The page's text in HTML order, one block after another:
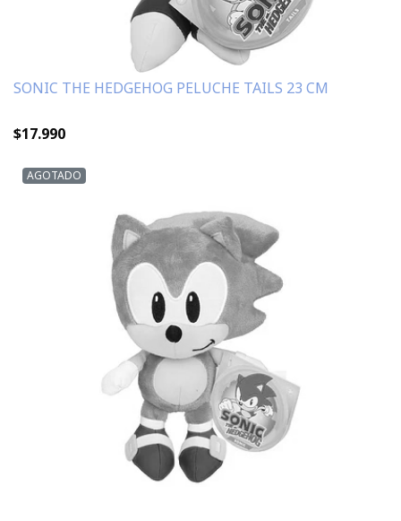
SONIC THE HEDGEHOG PELUCHE TAILS 23 CM
$17.990
AGOTADO